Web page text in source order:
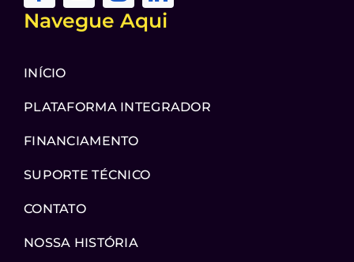
Navegue Aqui
INÍCIO
PLATAFORMA INTEGRADOR
FINANCIAMENTO
SUPORTE TÉCNICO
CONTATO
NOSSA HISTÓRIA